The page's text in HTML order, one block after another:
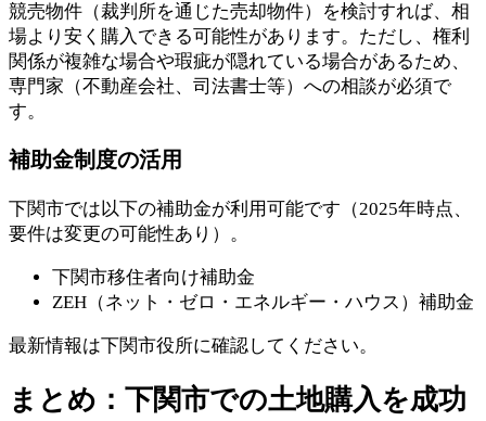
競売物件（裁判所を通じた売却物件）を検討すれば、相
場より安く購入できる可能性があります。ただし、権利
関係が複雑な場合や瑕疵が隠れている場合があるため、
専門家（不動産会社、司法書士等）への相談が必須で
す。
補助金制度の活用
下関市では以下の補助金が利用可能です（2025年時点、
要件は変更の可能性あり）。
下関市移住者向け補助金
ZEH（ネット・ゼロ・エネルギー・ハウス）補助金
最新情報は下関市役所に確認してください。
まとめ：下関市での土地購入を成功